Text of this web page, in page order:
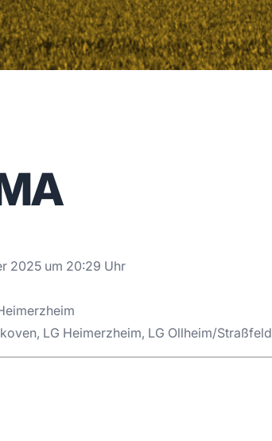
2025 um 20:29 Uhr
LG Heimerzheim, LG Ollheim/Straßfeld